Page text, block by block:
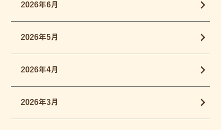
2026年6月
2026年5月
2026年4月
2026年3月